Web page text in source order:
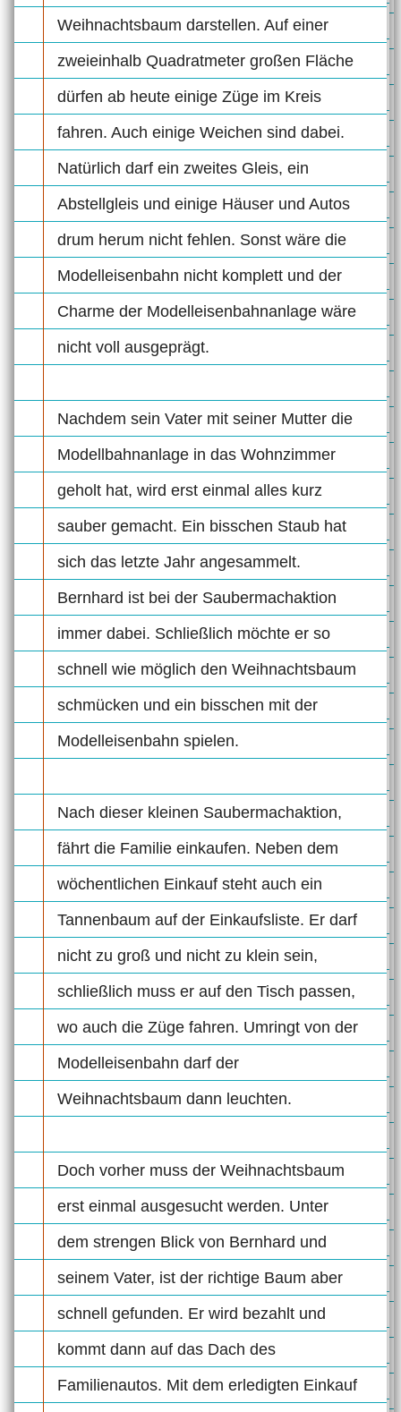
Weihnachtsbaum darstellen. Auf einer
zweieinhalb Quadratmeter großen Fläche
dürfen ab heute einige Züge im Kreis
fahren. Auch einige Weichen sind dabei.
Natürlich darf ein zweites Gleis, ein
Abstellgleis und einige Häuser und Autos
drum herum nicht fehlen. Sonst wäre die
Modelleisenbahn nicht komplett und der
Charme der Modelleisenbahnanlage wäre
nicht voll ausgeprägt.
Nachdem sein Vater mit seiner Mutter die
Modellbahnanlage in das Wohnzimmer
geholt hat, wird erst einmal alles kurz
sauber gemacht. Ein bisschen Staub hat
sich das letzte Jahr angesammelt.
Bernhard ist bei der Saubermachaktion
immer dabei. Schließlich möchte er so
schnell wie möglich den Weihnachtsbaum
schmücken und ein bisschen mit der
Modelleisenbahn spielen.
Nach dieser kleinen Saubermachaktion,
fährt die Familie einkaufen. Neben dem
wöchentlichen Einkauf steht auch ein
Tannenbaum auf der Einkaufsliste. Er darf
nicht zu groß und nicht zu klein sein,
schließlich muss er auf den Tisch passen,
wo auch die Züge fahren. Umringt von der
Modelleisenbahn darf der
Weihnachtsbaum dann leuchten.
Doch vorher muss der Weihnachtsbaum
erst einmal ausgesucht werden. Unter
dem strengen Blick von Bernhard und
seinem Vater, ist der richtige Baum aber
schnell gefunden. Er wird bezahlt und
kommt dann auf das Dach des
Familienautos. Mit dem erledigten Einkauf